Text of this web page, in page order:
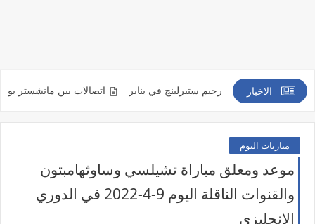
الاخبار
التعاقد مع رحيم ستيرلينج في يناير اتصالات بين مانشستر يونايتد
مباريات اليوم
موعد ومعلق مباراة تشيلسي وساوثهامبتون
والقنوات الناقلة اليوم 9-4-2022 في الدوري
الإنجليزي